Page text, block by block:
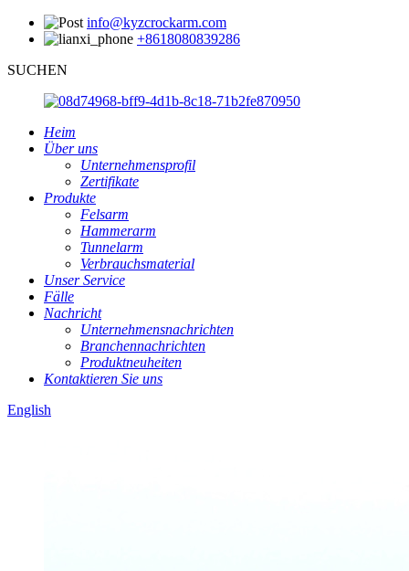
info@kyzcrockarm.com
+8618080839286
SUCHEN
Heim
Über uns
Unternehmensprofil
Zertifikate
Produkte
Felsarm
Hammerarm
Tunnelarm
Verbrauchsmaterial
Unser Service
Fälle
Nachricht
Unternehmensnachrichten
Branchennachrichten
Produktneuheiten
Kontaktieren Sie uns
English